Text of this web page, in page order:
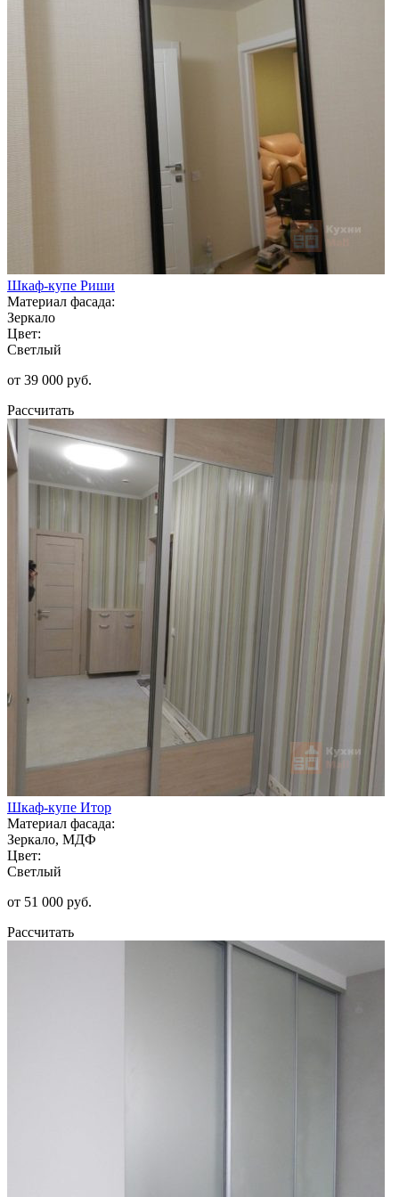
Шкаф-купе Риши
Материал фасада:
Зеркало
Цвет:
Светлый
от 39 000 руб.
Рассчитать
Шкаф-купе Итор
Материал фасада:
Зеркало, МДФ
Цвет:
Светлый
от 51 000 руб.
Рассчитать